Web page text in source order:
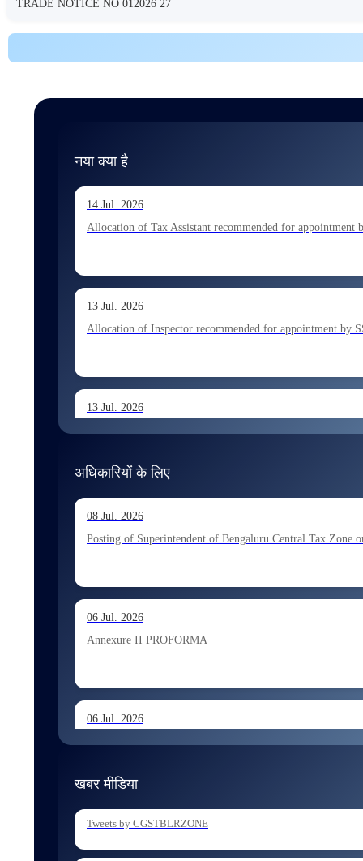
TRADE NOTICE NO 012026 27
नया क्या है
14 Jul. 2026
Allocation of Tax Assistant recommended for appointment
13 Jul. 2026
Allocation of Inspector recommended for appointment by
13 Jul. 2026
13 Jul. 2026
Allocation of Executive Assistant recommended for
10 Jul. 2026
Allocation of Tax Assistant recommended for appointment
अधिकारियों के लिए
08 Jul. 2026
Posting of Superintendent of Bengaluru Central Tax Zone
06 Jul. 2026
Annexure II PROFORMA
06 Jul. 2026
06 Jul. 2026
खबर मीडिया
Tweets by CGSTBLRZONE